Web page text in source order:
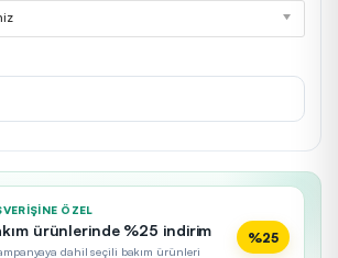
ÖZEL
ürünlerinde %25 indirim
dahil seçili bakım ürünleri
%25